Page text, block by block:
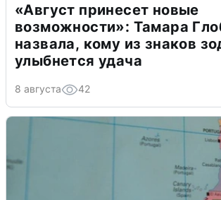
«Август принесет новые
возможности»: Тамара
назвала, кому из знаков
улыбнется удача
8 августа 42